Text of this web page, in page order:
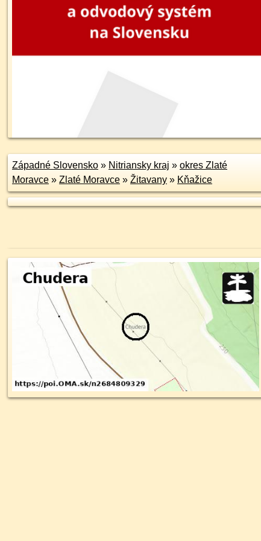
Západné Slovensko » Nitriansky kraj » okres Zlaté
Moravce » Zlaté Moravce » Žitavany » Kňažice